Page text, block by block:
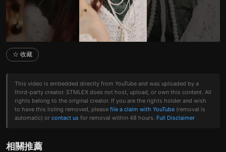
☆ 收藏
This video is embedded directly from YouTube and was uploaded by a
third-party creator. STMLEX does not host, upload, or own this content. All
rights belong to the original creator. If you are the rights holder and wish
to have this listing removed, please file a claim with YouTube (removal is
automatic) or contact us for removal within 48 hours. Full Disclaimer
相關推薦